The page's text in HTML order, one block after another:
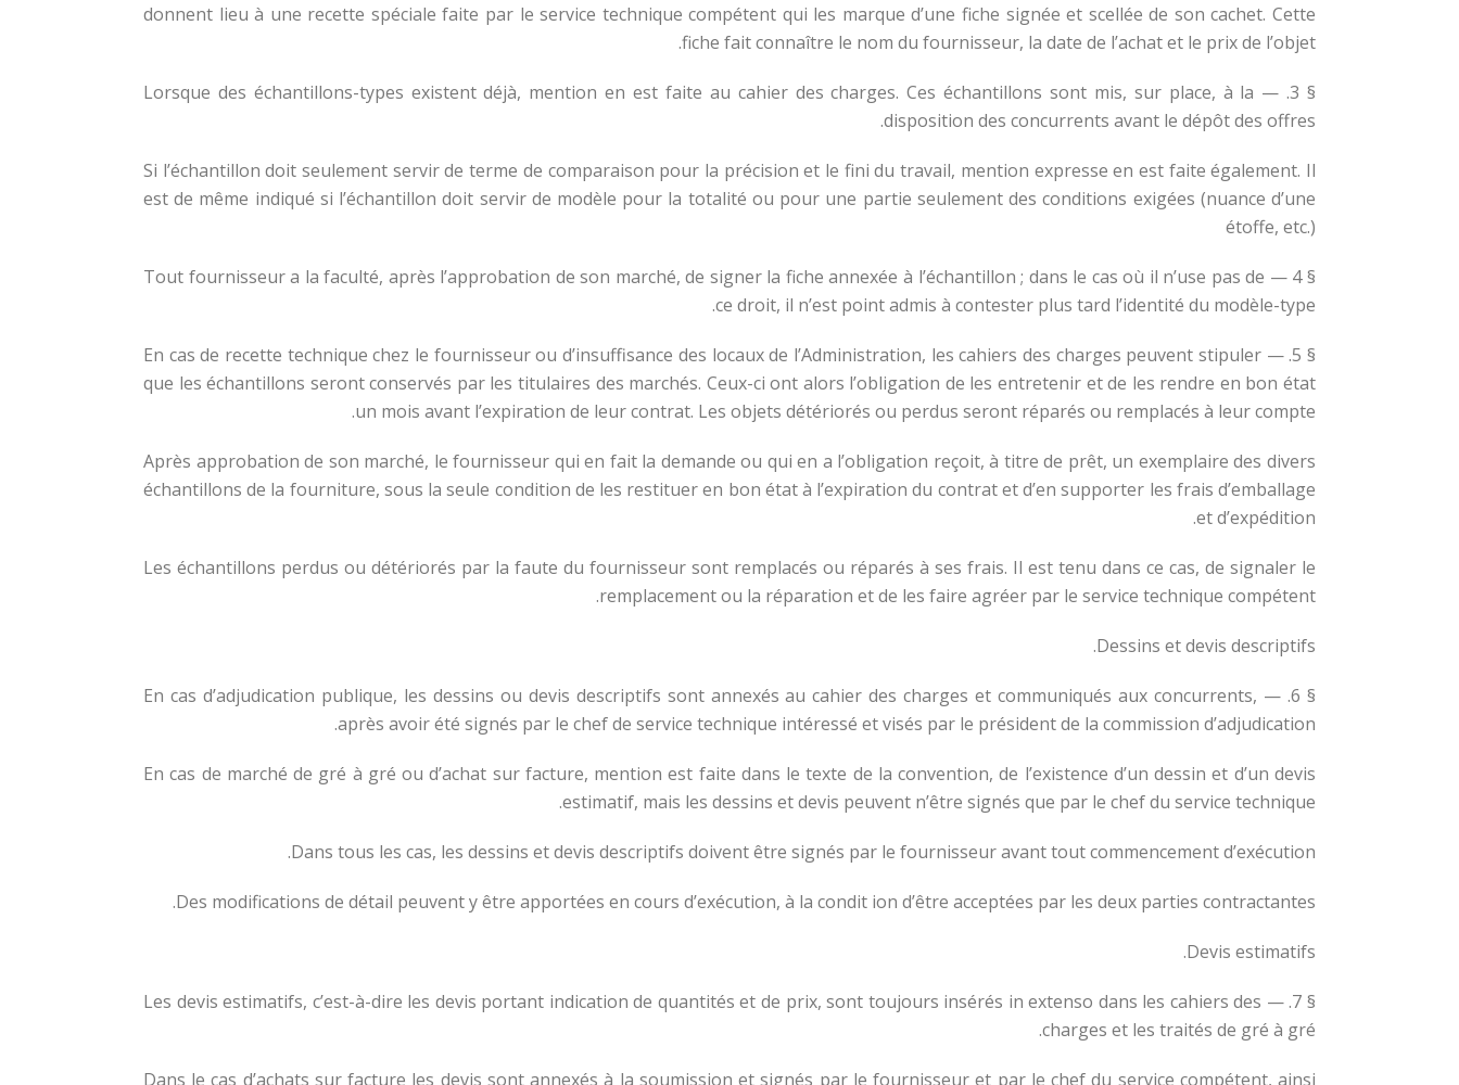
donnent lieu à une recette spéciale faite par le service technique compétent qui les marque d’une fiche signée et scellée de son cachet. Cette
fiche fait connaître le nom du fournisseur, la date de l’achat et le prix de l’objet.
§ 3. — Lorsque des échantillons-types existent déjà, mention en est faite au cahier des charges. Ces échantillons sont mis, sur place, à la
disposition des concurrents avant le dépôt des offres.
Si l’échantillon doit seulement servir de terme de comparaison pour la précision et le fini du travail, mention expresse en est faite également. Il
est de même indiqué si l’échantillon doit servir de modèle pour la totalité ou pour une partie seulement des conditions exigées (nuance d’une
étoffe, etc.)
§ 4 — Tout fournisseur a la faculté, après l’approbation de son marché, de signer la fiche annexée à l’échantillon ; dans le cas où il n’use pas de
ce droit, il n’est point admis à contester plus tard l’identité du modèle-type.
§ 5. — En cas de recette technique chez le fournisseur ou d’insuffisance des locaux de l’Administration, les cahiers des charges peuvent stipuler
que les échantillons seront conservés par les titulaires des marchés. Ceux-ci ont alors l’obligation de les entretenir et de les rendre en bon état
un mois avant l’expiration de leur contrat. Les objets détériorés ou perdus seront réparés ou remplacés à leur compte.
Après approbation de son marché, le fournisseur qui en fait la demande ou qui en a l’obligation reçoit, à titre de prêt, un exemplaire des divers
échantillons de la fourniture, sous la seule condition de les restituer en bon état à l’expiration du contrat et d’en supporter les frais d’emballage
et d’expédition.
Les échantillons perdus ou détériorés par la faute du fournisseur sont remplacés ou réparés à ses frais. Il est tenu dans ce cas, de signaler le
remplacement ou la réparation et de les faire agréer par le service technique compétent.
Dessins et devis descriptifs.
§ 6. — En cas d’adjudication publique, les dessins ou devis descriptifs sont annexés au cahier des charges et communiqués aux concurrents,
après avoir été signés par le chef de service technique intéressé et visés par le président de la commission d’adjudication.
En cas de marché de gré à gré ou d’achat sur facture, mention est faite dans le texte de la convention, de l’existence d’un dessin et d’un devis
estimatif, mais les dessins et devis peuvent n’être signés que par le chef du service technique.
Dans tous les cas, les dessins et devis descriptifs doivent être signés par le fournisseur avant tout commencement d’exécution.
Des modifications de détail peuvent y être apportées en cours d’exécution, à la condit ion d’être acceptées par les deux parties contractantes.
Devis estimatifs.
§ 7. — Les devis estimatifs, c’est-à-dire les devis portant indication de quantités et de prix, sont toujours insérés in extenso dans les cahiers des
charges et les traités de gré à gré.
Dans le cas d’achats sur facture les devis sont annexés à la soumission et signés par le fournisseur et par le chef du service compétent, ainsi